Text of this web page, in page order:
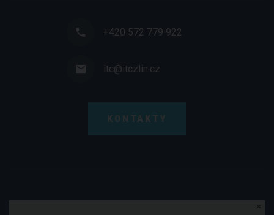
+420 572 779 922
itc@itczlin.cz
KONTAKTY